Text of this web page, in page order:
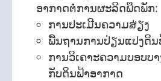
ອາກາດຕໍ່ການຜະລິດພືດພັກ:
ການປະເມີນຄວາມສ່ຽງ
ພື້ນຖານການປ່ຽນແປງດິນ
ການວິເຄາະຄວາມບອບບ
ກັບດິນຟ້າອາກາດ